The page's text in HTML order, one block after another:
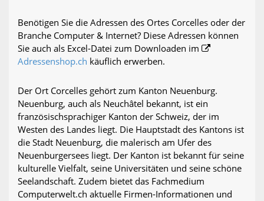
Benötigen Sie die Adressen des Ortes Corcelles oder der
Branche Computer & Internet? Diese Adressen können
Sie auch als Excel-Datei zum Downloaden im
Adressenshop.ch käuflich erwerben.
Der Ort Corcelles gehört zum Kanton Neuenburg.
Neuenburg, auch als Neuchâtel bekannt, ist ein
französischsprachiger Kanton der Schweiz, der im
Westen des Landes liegt. Die Hauptstadt des Kantons ist
die Stadt Neuenburg, die malerisch am Ufer des
Neuenburgersees liegt. Der Kanton ist bekannt für seine
kulturelle Vielfalt, seine Universitäten und seine schöne
Seelandschaft. Zudem bietet das Fachmedium
Computerwelt.ch aktuelle Firmen-Informationen und